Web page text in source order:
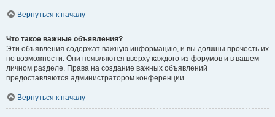
Вернуться к началу
Что такое важные объявления?
Эти объявления содержат важную информацию, и вы должны прочесть их
по возможности. Они появляются вверху каждого из форумов и в вашем
личном разделе. Права на создание важных объявлений
предоставляются администратором конференции.
Вернуться к началу